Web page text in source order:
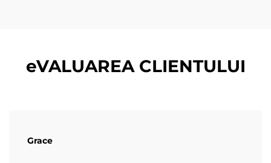
eVALUAREA CLIENTULUI
Grace